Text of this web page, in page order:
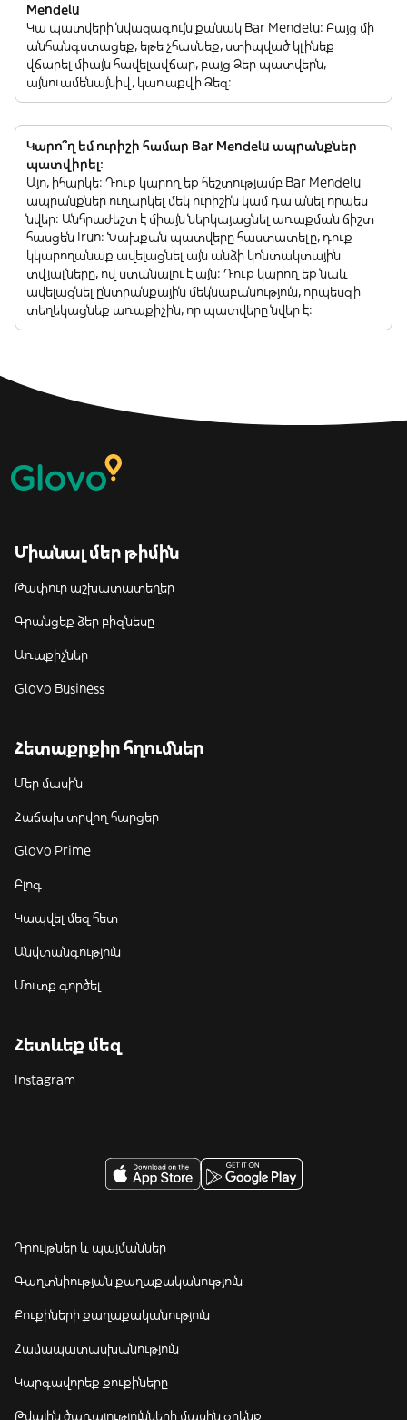
Mendelu
Կա պատվերի նվազագույն քանակ Bar Mendelu: Բայց մի
անհանգստացեք, եթե չհասնեք, ստիպված կլինեք
վճարել միայն հավելավճար, բայց Ձեր պատվերն,
այնուամենայնիվ, կառաքվի Ձեզ:
Կարո՞ղ եմ ուրիշի համար Bar Mendelu ապրանքներ
պատվիրել:
Այո, իհարկե: Դուք կարող եք հեշտությամբ Bar Mendelu
ապրանքներ ուղարկել մեկ ուրիշին կամ դա անել որպես
նվեր: Անհրաժեշտ է միայն ներկայացնել առաքման ճիշտ
հասցեն Irun: Նախքան պատվերը հաստատելը, դուք
կկարողանաք ավելացնել այն անձի կոնտակտային
տվյալները, ով ստանալու է այն: Դուք կարող եք նաև
ավելացնել ընտրանքային մեկնաբանություն, որպեսզի
տեղեկացնեք առաքիչին, որ պատվերը նվեր է:
Միանալ մեր թիմին
Թափուր աշխատատեղեր
Գրանցեք ձեր բիզնեսը
Առաքիչներ
Glovo Business
Հետաքրքիր հղումներ
Մեր մասին
Հաճախ տրվող հարցեր
Glovo Prime
Բլոգ
Կապվել մեզ հետ
Անվտանգություն
Մուտք գործել
Հետևեք մեզ
Instagram
Դրույթներ և պայմաններ
Գաղտնիության քաղաքականություն
Քուքիների քաղաքականություն
Համապատասխանություն
Կարգավորեք քուքիները
Թվային ծառայությունների մասին օրենք